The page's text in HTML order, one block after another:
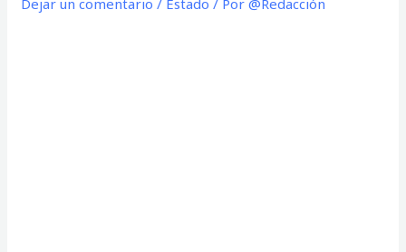
Dejar un comentario / Estado / Por@Redacción